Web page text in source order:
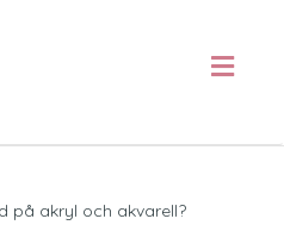
på akryl och akvarell?